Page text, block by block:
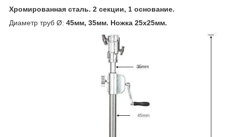
Хромированная сталь. 2 секции, 1 основание.
Диаметр труб Ø: 45мм, 35мм. Ножка 25х25мм.